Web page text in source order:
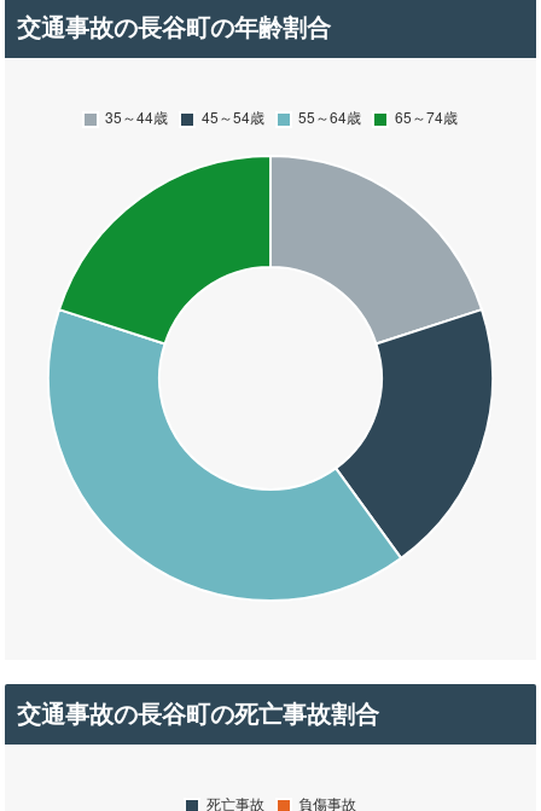
交通事故の長谷町の年齢割合
交通事故の長谷町の死亡事故割合